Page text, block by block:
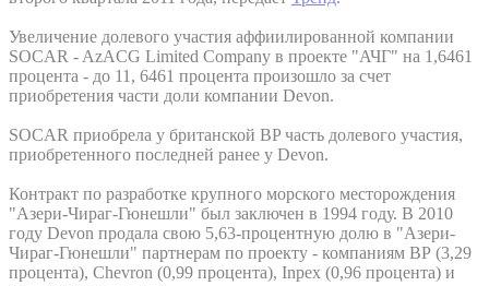
Увеличение долевого участия аффиилированной компании
SOCAR - AzACG Limited Company в проекте "АЧГ" на 1,6461
процента - до 11, 6461 процента произошло за счет
приобретения части доли компании Devon.
SOCAR приобрела у британской BP часть долевого участия,
приобретенного последней ранее у Devon.
Контракт по разработке крупного морского месторождения
"Азери-Чираг-Гюнешли" был заключен в 1994 году. В 2010
году Devon продала свою 5,63-процентную долю в "Азери-
Чираг-Гюнешли" партнерам по проекту - компаниям ВР (3,29
процента), Chevron (0,99 процента), Inpex (0,96 процента) и